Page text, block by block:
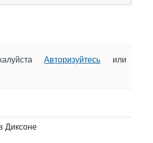
Авторизуйтесь или
Диксоне